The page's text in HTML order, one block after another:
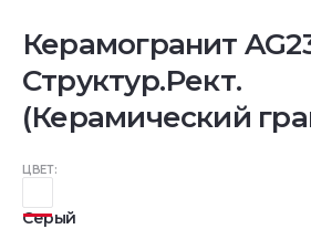
Керамогранит
Структур.Рект.
(Керамический
ЦВЕТ:
Серый